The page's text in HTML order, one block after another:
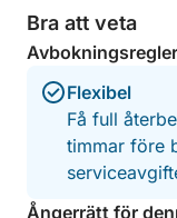
denna båttur det
Bra att veta
Avbokningsregler
Flexibel
Få full
timmar före
Ångerrätt för